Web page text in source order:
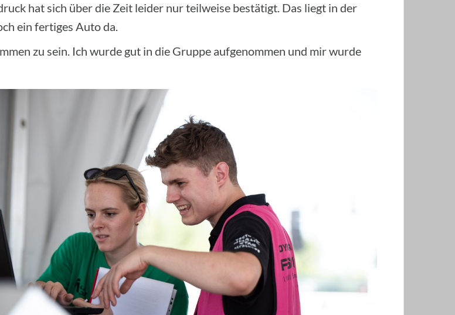
hat sich über die Zeit leider nur teilweise bestätigt. Das liegt in der
ein fertiges Auto da.
zu sein. Ich wurde gut in die Gruppe aufgenommen und mir wurde